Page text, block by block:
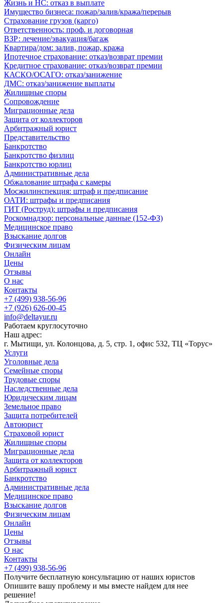
Жизнь и НС: отказ в выплате
Имущество бизнеса: пожар/залив/кража/перерыв
Страхование грузов (карго)
Ответственность: проф. и договорная
ВЗР: лечение/эвакуация/багаж
Квартира/дом: залив, пожар, кража
Ипотечное страхование: отказ/возврат премии
Кредитное страхование: отказ/возврат премии
КАСКО/ОСАГО: отказ/занижение
ДМС: отказ/занижение выплаты
Жилищные споры
Сопровождение
Миграционные дела
Защита от коллекторов
Арбитражный юрист
Представительство
Банкротство
Банкротство физлиц
Банкротство юрлиц
Административные дела
Обжалование штрафа с камеры
Мосжилинспекция: штраф и предписание
ОАТИ: штрафы и предписания
ГИТ (Роструд): штрафы и предписания
Роскомнадзор: персональные данные (152-ФЗ)
Медицинское право
Взыскание долгов
Физическим лицам
Онлайн
Цены
Отзывы
О нас
Контакты
+7 (499) 938-56-96
+7 (926) 626-00-45
info@deltayur.ru
Работаем круглосуточно
Наш адрес:
г. Мытищи, ул. Колонцова, д. 5, стр. 1, офис 532, ТЦ «Торус»
Услуги
Уголовные дела
Семейные споры
Трудовые споры
Наследственные дела
Юридическим лицам
Земельное право
Защита потребителей
Автоюрист
Страховой юрист
Жилищные споры
Миграционные дела
Защита от коллекторов
Арбитражный юрист
Банкротство
Административные дела
Медицинское право
Взыскание долгов
Физическим лицам
Онлайн
Цены
Отзывы
О нас
Контакты
+7 (499) 938-56-96
Получите бесплатную консультацию от наших юристов
Опишите вашу проблему и мы вместе найдем для нее
решение!